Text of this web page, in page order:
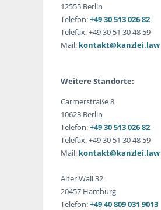
12555 Berlin
Telefon:+49 30 513 026 82
Telefax: +49 30 51 30 48 59
Mail: kontakt@kanzlei.law
Weitere Standorte:
Carmerstraße 8
10623 Berlin
Telefon:+49 30 513 026 82
Telefax: +49 30 51 30 48 59
Mail: kontakt@kanzlei.law
Alter Wall 32
20457 Hamburg
Telefon:+49 40 809 031 9013